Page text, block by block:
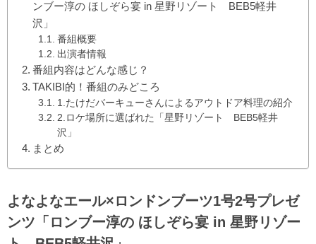
ンブー淳の ほしぞら宴 in 星野リゾート BEB5軽井
沢」
番組概要
出演者情報
番組内容はどんな感じ？
TAKIBI的！番組のみどころ
1.たけだバーキューさんによるアウトドア料理の紹介
2.ロケ場所に選ばれた「星野リゾート BEB5軽井
沢」
まとめ
よなよなエール×ロンドンブーツ1号2号プレゼ
ンツ「ロンブー淳の ほしぞら宴 in 星野リゾー